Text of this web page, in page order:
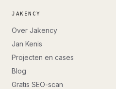
JAKENCY
Over Jakency
Jan Kenis
Projecten en cases
Blog
Gratis SEO-scan